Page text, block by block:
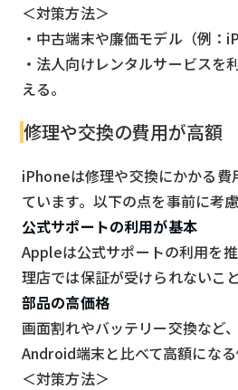
＜対策方法＞
・中古端末や廉価モデル（例：
・法人向けレンタルサービスを
える。
修理や交換の費用が高額
iPhoneは修理や交換にかかる費
ています。以下の点を事前に考
公式サポートの利用が基本
Appleは公式サポートの利用を
理店では保証が受けられないこ
部品の高価格
画面割れやバッテリー交換など
Android端末と比べて高額になる
＜対策方法＞